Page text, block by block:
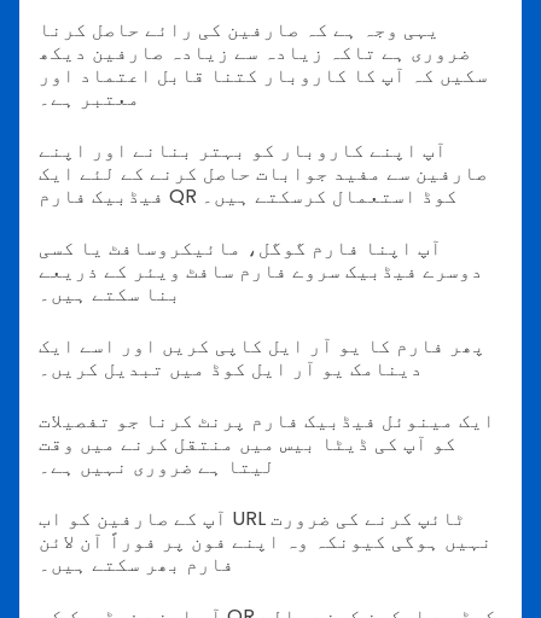
یہی وجہ ہے کہ صارفین کی رائے حاصل کرنا
ضروری ہے تاکہ زیادہ سے زیادہ صارفین دیکھ
سکیں کہ آپ کا کاروبار کتنا قابل اعتماد اور
معتبر ہے۔
آپ اپنے کاروبار کو بہتر بنانے اور اپنے
صارفین سے مفید جوابات حاصل کرنے کے لئے ایک
فیڈبیک فارم QR کوڈ استعمال کرسکتے ہیں۔
آپ اپنا فارم گوگل، مائیکروسافٹ یا کسی
دوسرے فیڈبیک سروے فارم سافٹ ویئر کے ذریعے
بنا سکتے ہیں۔
پھر فارم کا یو آر ایل کاپی کریں اور اسے ایک
دینامک یو آر ایل کوڈ میں تبدیل کریں۔
ایک مینوئل فیڈبیک فارم پرنٹ کرنا جو تفصیلات
کو آپ کی ڈیٹا بیس میں منتقل کرنے میں وقت
لیتا ہے ضروری نہیں ہے۔
آپ کے صارفین کو اب URL ٹائپ کرنے کی ضرورت
نہیں ہوگی کیونکہ وہ اپنے فون پر فوراً آن لائن
فارم بھر سکتے ہیں۔